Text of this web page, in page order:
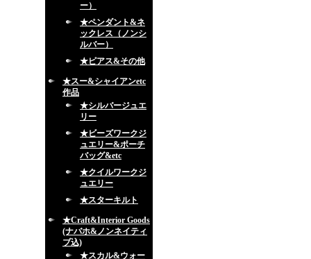
ー）
★ペンダント&ネ
ックレス（ノンシ
ルバー）
★ピアス&その他
★スー&シャイアンetc
作品
★シルバージュエ
リー
★ビーズワークジ
ュエリー&ポーチ
バッグ&etc
★クイルワークジ
ュエリー
★スターキルト
★Craft&Interior Goods
(ナバホ&ノンネイティ
ブ込)
★スカル&ウォー